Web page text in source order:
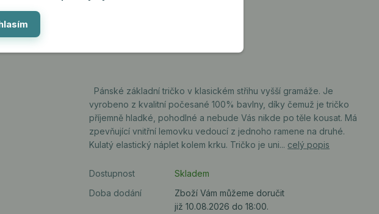
Pánské základní tričko v klasickém střihu vyšší gramáže. Je
vyrobeno z kvalitní počesané 100% bavlny, díky čemuž je tričko
příjemně hladké, pohodlné a nebude Vás nikde po těle kousat. Má
zpevňující vnitřní lemovku vedoucí z jednoho ramene na druhé.
Kulatý elastický náplet kolem krku. Tričko je uni... celý popis
Dostupnost
Skladem
Doba dodání
Zboží Vám můžeme doručit
již 10.08.2026 do 18:00.